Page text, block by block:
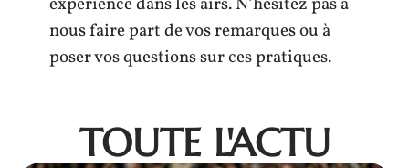
nous faire part de vos remarques ou à
poser vos questions sur ces pratiques.
TOUTE L'ACTU